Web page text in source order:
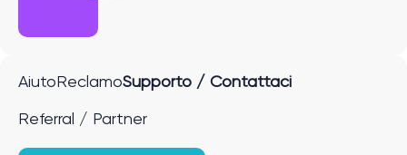
Aiuto ReclamoSupporto / Contattaci
Referral / Partner